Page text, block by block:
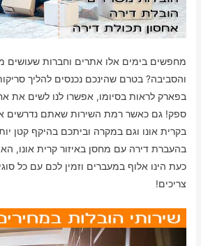
מחפשים בימים אלו אתרים וחברות שעושים
והסביבה? בטרם שהינכם נכנסים להליך
בפארק לראות בסיומו, אפשרו לנו לשים את
ספק! גם כאשר רמת השירות שאתם נדרשים
בקרית אונו וגם במקרה וביתכם בהיקף קטן
בהעברת דירה עם מחסן באיזור קרית אונו,
כעת הינו אלוף במעברים וזמין לכם עם כל
צריכים!